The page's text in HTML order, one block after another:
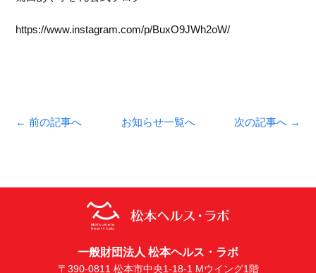
https://www.instagram.com/p/BuxO9JWh2oW/
← 前の記事へ お知らせ一覧へ 次の記事へ →
一般財団法人 松本ヘルス・ラボ
〒390-0811 松本市中央1-18-1 Mウイング1階